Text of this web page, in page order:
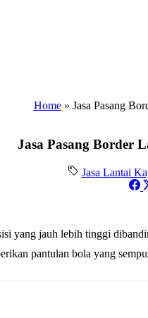
Home» Jasa Pasang
Jasa Pasang Border
Jasa Lantai
yang jauh lebih tinggi
pantulan bola yang